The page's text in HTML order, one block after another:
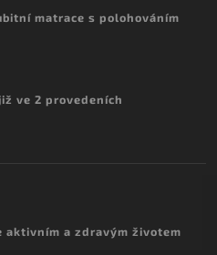
matrace s polohováním
ve 2 provedeních
aktivním a zdravým životem